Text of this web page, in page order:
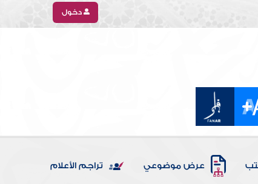
دخول
عرض موضوعي تراجم الأعلام